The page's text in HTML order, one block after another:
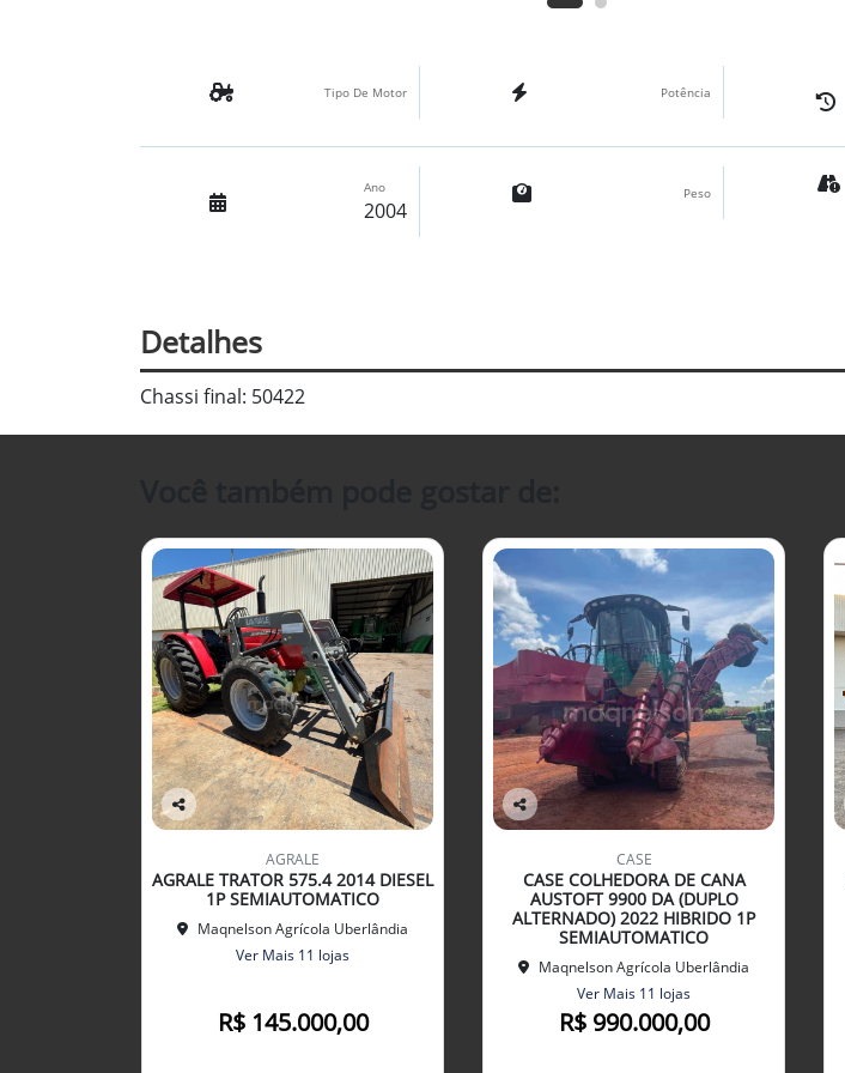
Tipo De Motor Potência
Ano
2004
Peso
Detalhes
Chassi final: 50422
Co
arti
lhe
AGRALE
AGRALE TRATOR 575.4 2014 DIESEL
1P SEMIAUTOMATICO
Maqnelson Agrícola Uberlândia
Ver Mais 11 lojas
R$ 145.000,00
Co
arti
lhe
CASE
CASE COLHEDORA DE CANA
AUSTOFT 9900 DA (DUPLO
ALTERNADO) 2022 HIBRIDO 1P
SEMIAUTOMATICO
Maqnelson Agrícola Uberlândia
Ver Mais 11 lojas
R$ 990.000,00